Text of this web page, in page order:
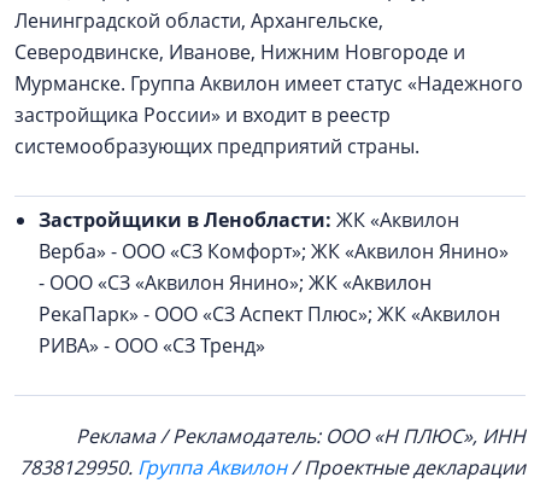
Ленинградской области, Архангельске,
Северодвинске, Иванове, Нижним Новгороде и
Мурманске. Группа Аквилон имеет статус «Надежного
застройщика России» и входит в реестр
системообразующих предприятий страны.
Застройщики в Ленобласти: ЖК «Аквилон
Верба» - ООО «СЗ Комфорт»; ЖК «Аквилон Янино»
- ООО «СЗ «Аквилон Янино»; ЖК «Аквилон
РекаПарк» - ООО «СЗ Аспект Плюс»; ЖК «Аквилон
РИВА» - ООО «СЗ Тренд»
Реклама / Рекламодатель: ООО «Н ПЛЮС», ИНН
7838129950. Группа Аквилон/ Проектные декларации